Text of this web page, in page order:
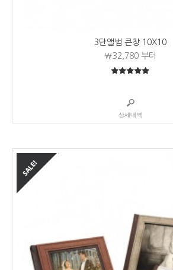
3단앨범 큰창 10X10
₩32,780부터
상세내역